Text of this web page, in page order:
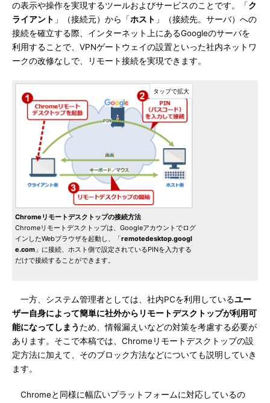
の表示や操作を実現するツールおよびサービスのことです。「ク
ライアント 」（接続元）から「ホスト 」（接続先。サーバ）への
接続を確立する際、インターネット上にあるGoogleのサーバを
利用することで、VPNゲートウェイの設置といった社内ネットワ
ークの改修なしで、リモート接続を実現できます。
Chromeリモートデスクトップの接続方法
Chromeリモートデスクトップは、Googleアカウントでログ
インしたWebブラウザを起動し、「remotedesktop.googl
e.com 」に接続、ホスト側で設定されているPINを入力する
だけで接続することができます。
一方、システム管理者としては、社内PCを利用しているユー
ザー自身によって簡単に社外からリモートデスクトップが利用可
能になってしまう ため、情報漏えいなどの対策を考慮する必要が
あります。そこで本稿では、Chromeリモートデスクトップの設
定方法に加えて、そのブロック方法などについても説明していき
ます。
Chromeと同様に幅広いプラットフォームに対応しているの